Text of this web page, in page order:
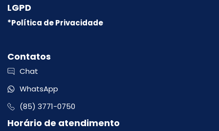
LGPD
*Política de Privacidade
Contatos
Chat
WhatsApp
(85) 3771-0750
Horário de atendimento